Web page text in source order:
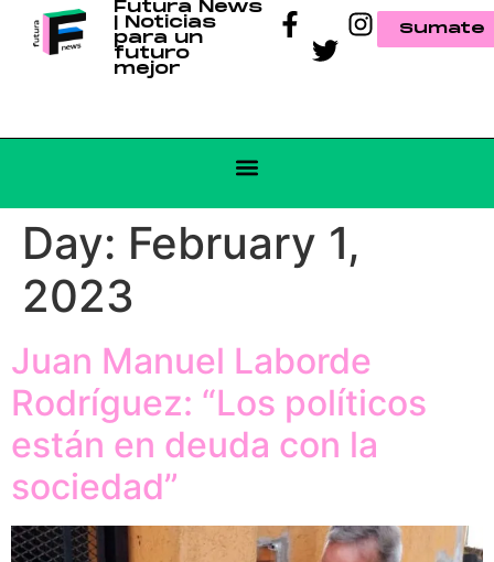
Futura News
| Noticias
para un
futuro
mejor
Sumate
Day: February 1,
2023
Juan Manuel Laborde
Rodríguez: “Los políticos
están en deuda con la
sociedad”